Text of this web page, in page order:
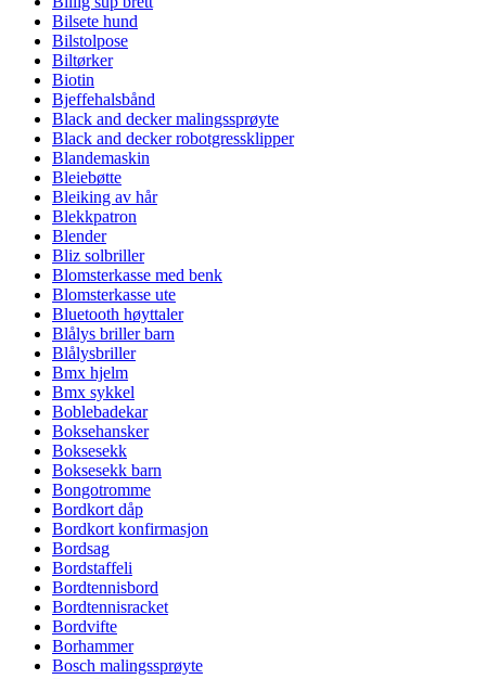
Bilsete hund
Bilstolpose
Biltørker
Biotin
Bjeffehalsbånd
Black and decker malingssprøyte
Black and decker robotgressklipper
Blandemaskin
Bleiebøtte
Bleiking av hår
Blekkpatron
Blender
Bliz solbriller
Blomsterkasse med benk
Blomsterkasse ute
Bluetooth høyttaler
Blålys briller barn
Blålysbriller
Bmx hjelm
Bmx sykkel
Boblebadekar
Boksehansker
Boksesekk
Boksesekk barn
Bongotromme
Bordkort dåp
Bordkort konfirmasjon
Bordsag
Bordstaffeli
Bordtennisbord
Bordtennisracket
Bordvifte
Borhammer
Bosch malingssprøyte